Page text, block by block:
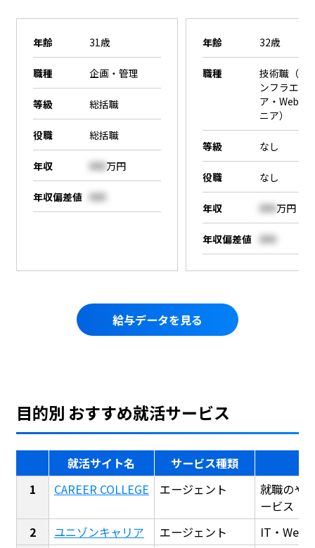
年齢 31歳
職種 企画・管理
等級 総括職
役職 総括職
年収 000万円
年収偏差値 000
年齢 32歳
職種
技術職（SE
ンフラエン
ア・Webエ
ニア）
等級 なし
役職 なし
年収 000万円
年収偏差値 000
給与データを見る
目的別 おすすめ就活サービス
就活サイト名
サービス種類
CAREER COLLEGE
エージェント
就職のや
ービス
ユニゾンキャリア
エージェント
IT・Web